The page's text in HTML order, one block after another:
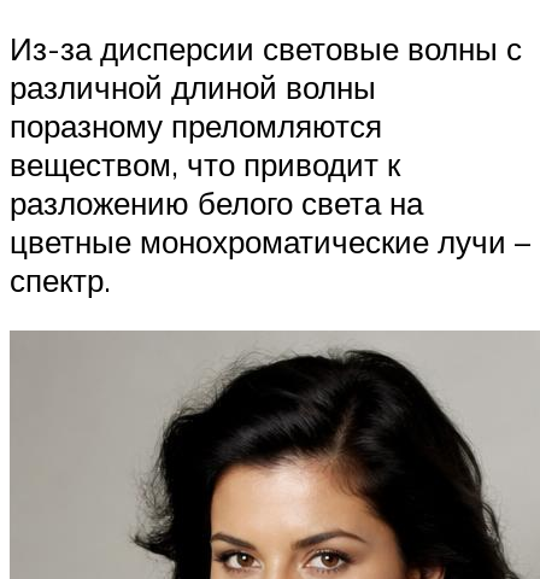
Из-за дисперсии световые волны с
различной длиной волны
поразному преломляются
веществом, что приводит к
разложению белого света на
цветные монохроматические лучи –
спектр.